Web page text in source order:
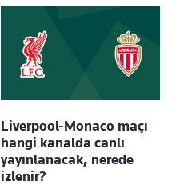
Liverpool-Monaco maçı
hangi kanalda canlı
yayınlanacak, nerede
izlenir?